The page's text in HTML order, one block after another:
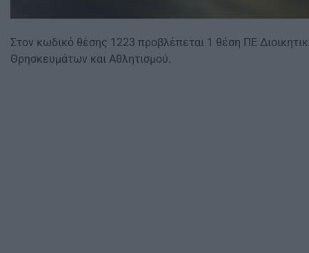
Στον κωδικό θέσης 1223 προβλέπεται 1 θέση ΠΕ
Θρησκευμάτων και Αθλητισμού.